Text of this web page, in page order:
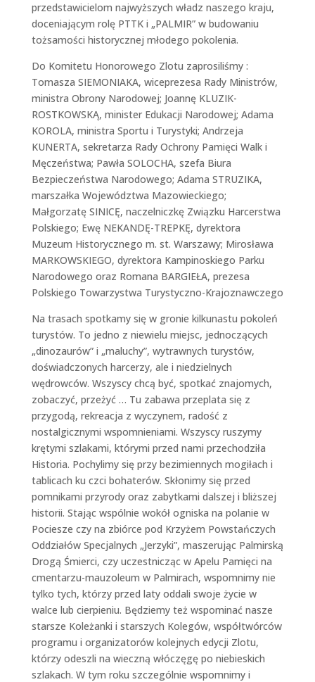
przedstawicielom najwyższych władz naszego kraju,
doceniającym rolę PTTK i „PALMIR” w budowaniu
tożsamości historycznej młodego pokolenia.
Do Komitetu Honorowego Zlotu zaprosiliśmy :
Tomasza SIEMONIAKA, wiceprezesa Rady Ministrów,
ministra Obrony Narodowej; Joannę KLUZIK-
ROSTKOWSKĄ, minister Edukacji Narodowej; Adama
KOROLA, ministra Sportu i Turystyki; Andrzeja
KUNERTA, sekretarza Rady Ochrony Pamięci Walk i
Męczeństwa; Pawła SOLOCHA, szefa Biura
Bezpieczeństwa Narodowego; Adama STRUZIKA,
marszałka Województwa Mazowieckiego;
Małgorzatę SINICĘ, naczelniczkę Związku Harcerstwa
Polskiego; Ewę NEKANDĘ-TREPKĘ, dyrektora
Muzeum Historycznego m. st. Warszawy; Mirosława
MARKOWSKIEGO, dyrektora Kampinoskiego Parku
Narodowego oraz Romana BARGIEŁA, prezesa
Polskiego Towarzystwa Turystyczno-Krajoznawczego
Na trasach spotkamy się w gronie kilkunastu pokoleń
turystów. To jedno z niewielu miejsc, jednoczących
„dinozaurów” i „maluchy”, wytrawnych turystów,
doświadczonych harcerzy, ale i niedzielnych
wędrowców. Wszyscy chcą być, spotkać znajomych,
zobaczyć, przeżyć … Tu zabawa przeplata się z
przygodą, rekreacja z wyczynem, radość z
nostalgicznymi wspomnieniami. Wszyscy ruszymy
krętymi szlakami, którymi przed nami przechodziła
Historia. Pochylimy się przy bezimiennych mogiłach i
tablicach ku czci bohaterów. Skłonimy się przed
pomnikami przyrody oraz zabytkami dalszej i bliższej
historii. Stając wspólnie wokół ogniska na polanie w
Pociesze czy na zbiórce pod Krzyżem Powstańczych
Oddziałów Specjalnych „Jerzyki”, maszerując Palmirską
Drogą Śmierci, czy uczestnicząc w Apelu Pamięci na
cmentarzu-mauzoleum w Palmirach, wspomnimy nie
tylko tych, którzy przed laty oddali swoje życie w
walce lub cierpieniu. Będziemy też wspominać nasze
starsze Koleżanki i starszych Kolegów, współtwórców
programu i organizatorów kolejnych edycji Zlotu,
którzy odeszli na wieczną włóczęgę po niebieskich
szlakach. W tym roku szczególnie wspomnimy i